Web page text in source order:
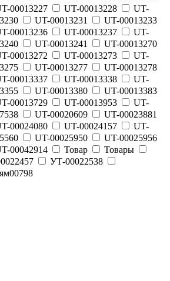
00013227 UT-00013228
UT-
UT-00013231
UT-00013233
00013236 UT-00013237
UT-
UT-00013241
UT-00013270
00013272 UT-00013273
UT-
UT-00013277
UT-00013278
00013337 UT-00013338
UT-
UT-00013380
UT-00013383
00013729 UT-00013953
UT-
UT-00020609
UT-00023881
00024080 UT-00024157
UT-
UT-00025950
UT-00025956
00042914 Товар
Товары
УТ-00022538